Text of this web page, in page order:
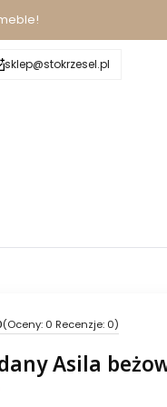
sklep@stokrzesel.pl
(Oceny: 0 Recenzje: 0)
Asila